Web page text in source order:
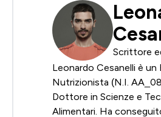
Scrittore
Leonardo Cesanelli è un
Nutrizionista (N.I.
Dottore in Scienze e
Alimentari. Ha